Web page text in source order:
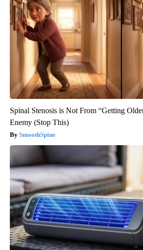
Spinal Stenosis is Not From “Getting
Enemy (Stop This)
SmoothSpine